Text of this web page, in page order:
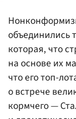
объединились
которая, что
на основе их
что его топ-
о встрече
кормчего —